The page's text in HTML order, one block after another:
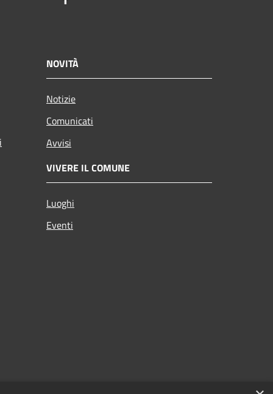
NOVITÀ
Notizie
Comunicati
Avvisi
VIVERE IL COMUNE
Luoghi
Eventi